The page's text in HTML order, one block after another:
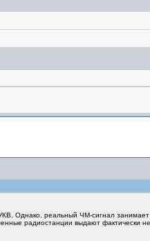
Однако, реальный ЧМ-сигнал занимает
радиостанции выдают фактически